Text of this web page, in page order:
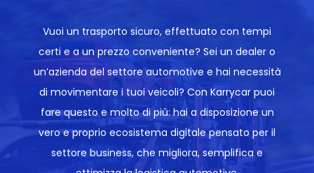
Vuoi un trasporto sicuro, effettuato con tempi
certi e a un prezzo conveniente? Sei un dealer o
un’azienda del settore automotive e hai necessità
di movimentare i tuoi veicoli? Con Karrycar puoi
fare questo e molto di più: hai a disposizione un
vero e proprio ecosistema digitale pensato per il
settore business, che migliora, semplifica e